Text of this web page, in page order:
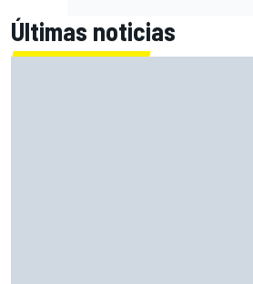
Últimas noticias